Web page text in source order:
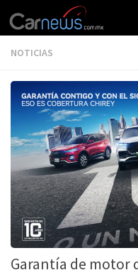
NOTICIAS
Garantía de motor